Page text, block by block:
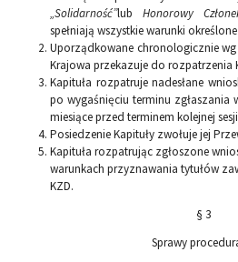
„Solidarność”lub Honorowy
spełniają wszystkie warunki
Uporządkowane chronologicznie
Krajowa przekazuje do rozpatrzenia
Kapituła rozpatruje nadesłane
po wygaśnięciu terminu zgłaszania
miesiące przed terminem kolejnej
Posiedzenie Kapituły zwołuje jej
Kapituła rozpatrując zgłoszone
warunkach przyznawania tytułów
KZD.
§ 3
Sprawy